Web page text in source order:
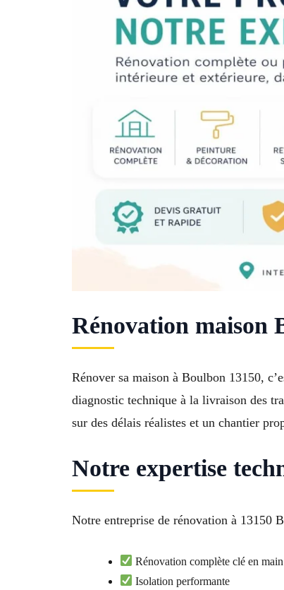
Rénovation maison
Rénover sa maison à Boulbon 13150,
diagnostic technique à la livraison des
sur des délais réalistes et un chantier
Notre expertise
Notre entreprise de rénovation à 13150
Rénovation complète clé en main
Isolation performante